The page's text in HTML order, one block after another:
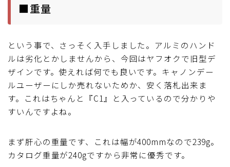
■重量
という事で、さっそく入手しました。アルミのハンド
ルは劣化とかしませんから、今回はヤフオクで旧型デ
ザインです。使えれば何でも良いです。キャノンデー
ルユーザーにしか売れないためか、安く落札出来ま
す。これはちゃんと『C1』と入っているので分かりや
すいんですよね。
まず肝心の重量です、これは幅が400mmなので239g。
カタログ重量が240gですから非常に優秀です。